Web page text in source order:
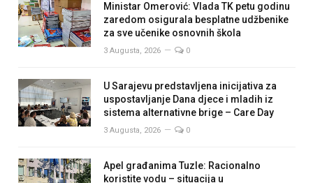
Ministar Omerović: Vlada TK petu godinu
zaredom osigurala besplatne udžbenike
za sve učenike osnovnih škola
3 Augusta, 2026 0
U Sarajevu predstavljena inicijativa za
uspostavljanje Dana djece i mladih iz
sistema alternativne brige – Care Day
3 Augusta, 2026 0
Apel građanima Tuzle: Racionalno
koristite vodu – situacija u